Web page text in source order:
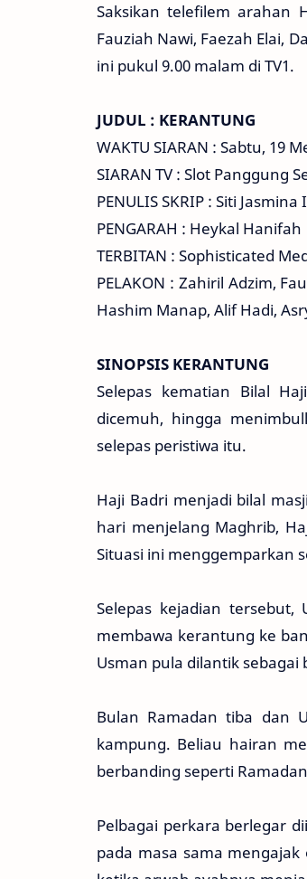
Saksikan telefilem arahan
Fauziah Nawi, Faezah Elai,
ini pukul 9.00 malam di TV1.
JUDUL : KERANTUNG
WAKTU SIARAN : Sabtu, 19
SIARAN TV : Slot Panggung
PENULIS SKRIP : Siti
PENGARAH : Heykal Hanifah
TERBITAN : Sophisticated
PELAKON : Zahiril Adzim,
Hashim Manap, Alif Hadi,
SINOPSIS KERANTUNG
Selepas kematian Bilal
dicemuh, hingga
selepas peristiwa itu.
Haji Badri menjadi bilal
hari menjelang Maghrib,
Situasi ini menggemparkan
Selepas kejadian
membawa kerantung ke
Usman pula dilantik
Bulan Ramadan tiba dan
kampung. Beliau hairan
berbanding seperti
Pelbagai perkara berlegar
pada masa sama